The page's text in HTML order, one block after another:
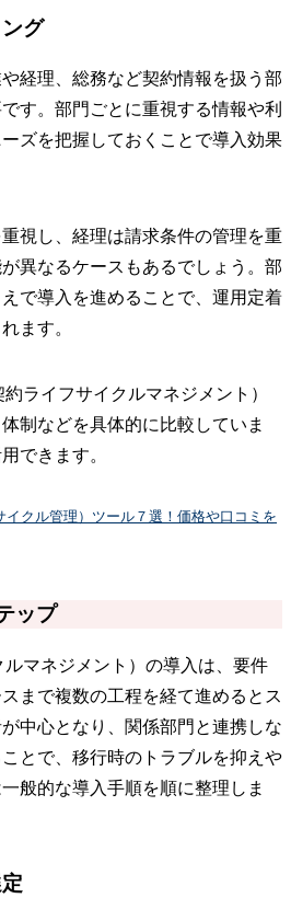
グ
経理、総務など契約情報を扱う部
す。部門ごとに重視する情報や利
ズを把握しておくことで導入効果
視し、経理は請求条件の管理を重
異なるケースもあるでしょう。部
で導入を進めることで、運用定着
ます。
ライフサイクルマネジメント）
制などを具体的に比較していま
できます。
クル管理）ツール７選！価格や口コミを
ップ
マネジメント）の導入は、要件
まで複数の工程を経て進めるとス
中心となり、関係部門と連携しな
とで、移行時のトラブルを抑えや
般的な導入手順を順に整理しま